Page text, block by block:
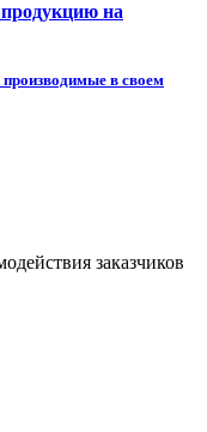
на
производимые в своем
заказчиков